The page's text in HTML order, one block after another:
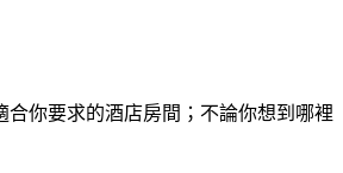
你要求的酒店房間；不論你想到哪裡